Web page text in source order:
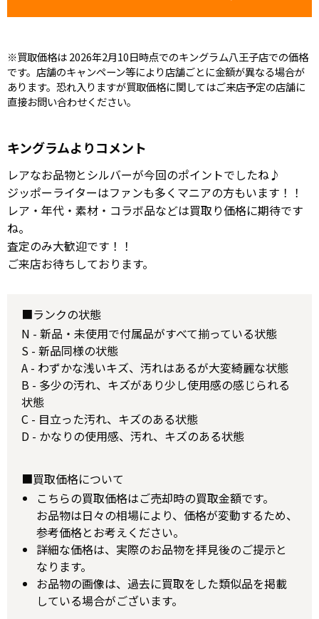
※買取価格は 2026年2月10日時点でのキングラム八王子店での価格
です。店舗のキャンペーン等により店舗ごとに金額が異なる場合が
あります。恐れ入りますが買取価格に関してはご来店予定の店舗に
直接お問い合わせください。
キングラムよりコメント
レアなお品物とシルバーが今回のポイントでしたね♪
ジッポーライターはファンも多くマニアの方もいます！！
レア・年代・素材・コラボ品などは買取り価格に期待です
ね。
査定のみ大歓迎です！！
ご来店お待ちしております。
■ランクの状態
N - 新品・未使用で付属品がすべて揃っている状態
S - 新品同様の状態
A - わずかな浅いキズ、汚れはあるが大変綺麗な状態
B - 多少の汚れ、キズがあり少し使用感の感じられる
状態
C - 目立った汚れ、キズのある状態
D - かなりの使用感、汚れ、キズのある状態
■買取価格について
こちらの買取価格はご売却時の買取金額です。
お品物は日々の相場により、価格が変動するため、
参考価格とお考えください。
詳細な価格は、実際のお品物を拝見後のご提示と
なります。
お品物の画像は、過去に買取をした類似品を掲載
している場合がございます。